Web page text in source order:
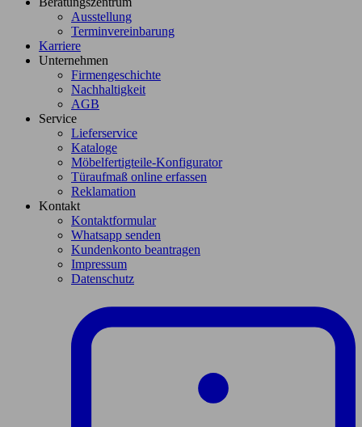
Ausstellung
Terminvereinbarung
Karriere
Unternehmen
Firmengeschichte
Nachhaltigkeit
AGB
Service
Lieferservice
Kataloge
Möbelfertigteile-Konfigurator
Türaufmaß online erfassen
Reklamation
Kontakt
Kontaktformular
Whatsapp senden
Kundenkonto beantragen
Impressum
Datenschutz